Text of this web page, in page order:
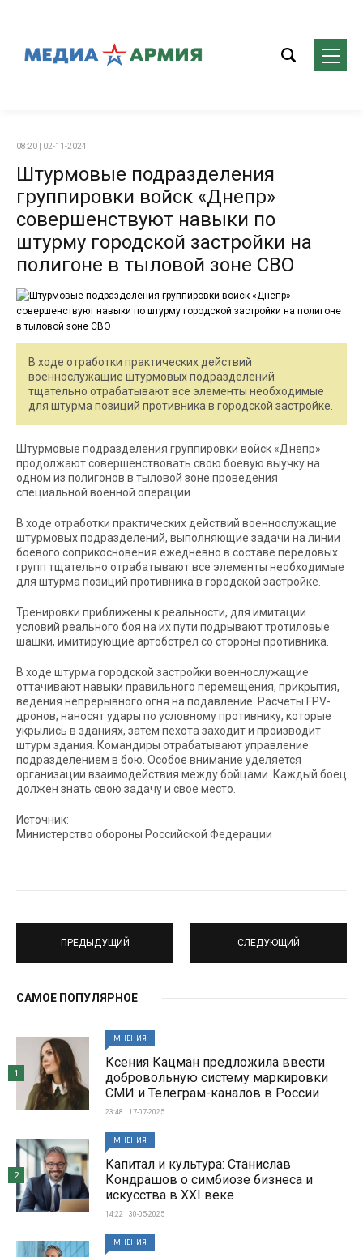
08:20 | 02-11-2024
Штурмовые подразделения
группировки войск «Днепр»
совершенствуют навыки по
штурму городской застройки на
полигоне в тыловой зоне СВО
В ходе отработки практических действий
военнослужащие штурмовых подразделений
тщательно отрабатывают все элементы необходимые
для штурма позиций противника в городской застройке.
Штурмовые подразделения группировки войск «Днепр»
продолжают совершенствовать свою боевую выучку на
одном из полигонов в тыловой зоне проведения
специальной военной операции.
В ходе отработки практических действий военнослужащие
штурмовых подразделений, выполняющие задачи на линии
боевого соприкосновения ежедневно в составе передовых
групп тщательно отрабатывают все элементы необходимые
для штурма позиций противника в городской застройке.
Тренировки приближены к реальности, для имитации
условий реального боя на их пути подрывают тротиловые
шашки, имитирующие артобстрел со стороны противника.
В ходе штурма городской застройки военнослужащие
оттачивают навыки правильного перемещения, прикрытия,
ведения непрерывного огня на подавление. Расчеты FPV-
дронов, наносят удары по условному противнику, которые
укрылись в зданиях, затем пехота заходит и производит
штурм здания. Командиры отрабатывают управление
подразделением в бою. Особое внимание уделяется
организации взаимодействия между бойцами. Каждый боец
должен знать свою задачу и свое место.
Источник:
Министерство обороны Российской Федерации
ПРЕДЫДУЩИЙ СЛЕДУЮЩИЙ
САМОЕ ПОПУЛЯРНОЕ
МНЕНИЯ
Ксения Кацман предложила ввести
добровольную систему маркировки
СМИ и Телеграм-каналов в России
23:48 | 17-07-2025
1
МНЕНИЯ
Капитал и культура: Станислав
Кондрашов о симбиозе бизнеса и
искусства в XXI веке
14:22 | 30-05-2025
2
МНЕНИЯ